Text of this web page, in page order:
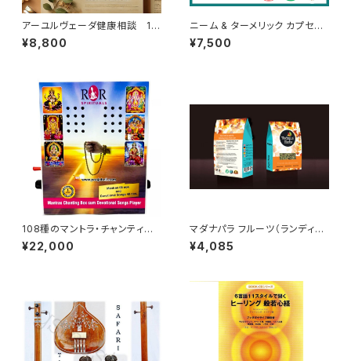
アーユルヴェーダ健康相談 1
問コース
¥8,800
ニーム & ターメリック カプセル
Neem & Turmeric Capsule
s | 60 Veg Caps | Deep De
¥7,500
108種のマントラ・チャンティン
グBOX（マントラBox 108/再生
ボックス）
¥22,000
マダナパラ フルーツ（ランディア
スピノサ）（250g）Madanapha
la Fruit | Raw, Crude, Dried
¥4,085